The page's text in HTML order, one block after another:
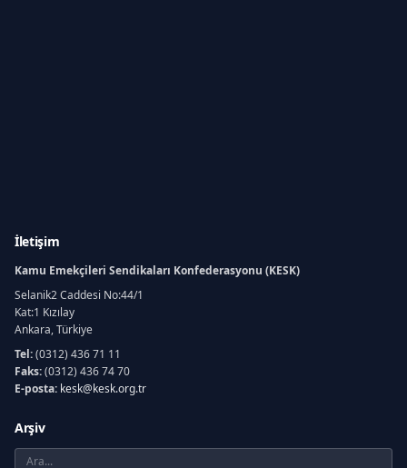
İletişim
Kamu Emekçileri Sendikaları Konfederasyonu (KESK)
Selanik2 Caddesi No:44/1
Kat:1 Kızılay
Ankara, Türkiye
Tel:(0312) 436 71 11
Faks:(0312) 436 74 70
E-posta: kesk@kesk.org.tr
Arşiv